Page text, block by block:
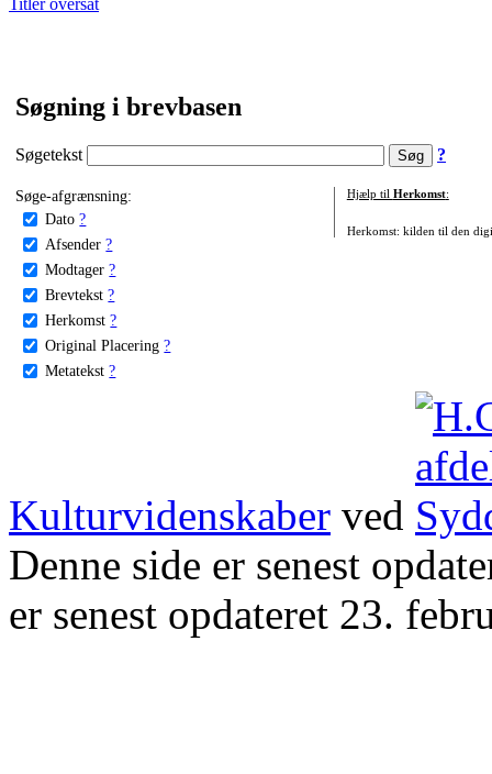
Søgning i brevbasen
Søgetekst ?
Søge-afgrænsning:
Dato ?
Afsender ?
Modtager ?
Brevtekst ?
Herkomst ?
Original Placering ?
Metatekst ?
Hjælp til Herkomst:
Herkomst: kilden til den
Kulturvidenskaber ved
Denne side er senest
er senest opdateret 23.